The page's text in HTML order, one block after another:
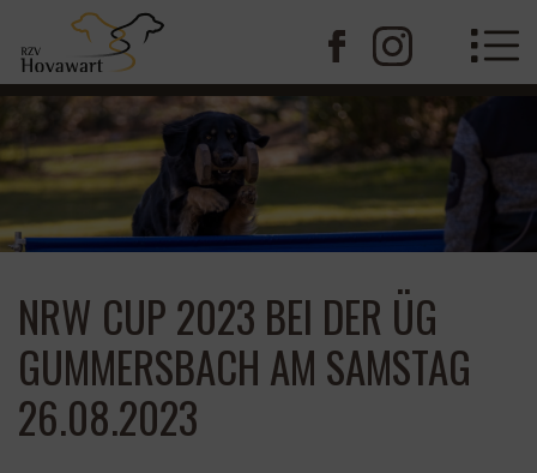
NRW CUP 2023 BEI DER ÜG
GUMMERSBACH AM SAMSTAG
26.08.2023